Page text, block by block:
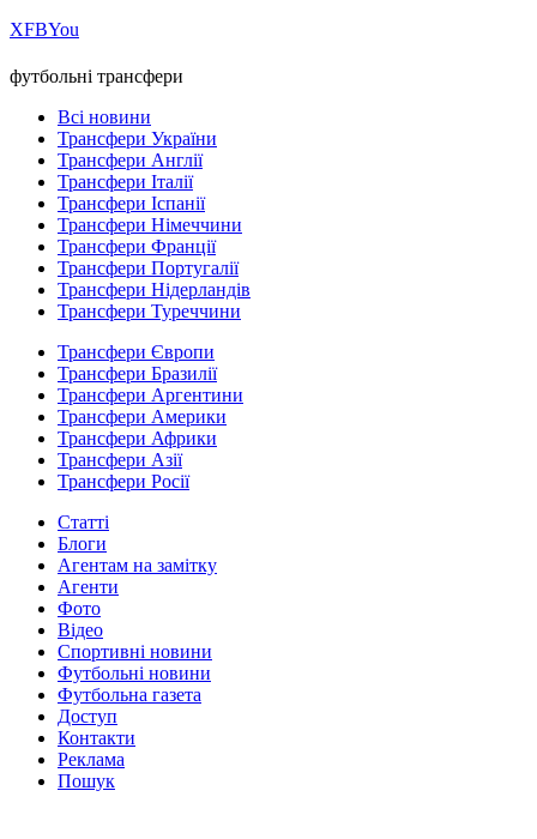
ХFBYou
футбольні трансфери
Всі новини
Трансфери України
Трансфери Англії
Трансфери Італії
Трансфери Іспанії
Трансфери Німеччини
Трансфери Франції
Трансфери Португалії
Трансфери Нідерландів
Трансфери Туреччини
Трансфери Європи
Трансфери Бразилії
Трансфери Аргентини
Трансфери Америки
Трансфери Африки
Трансфери Азії
Трансфери Росії
Статті
Блоги
Агентам на замітку
Агенти
Фото
Відео
Спортивні новини
Футбольні новини
Футбольна газета
Доступ
Контакти
Реклама
Пошук